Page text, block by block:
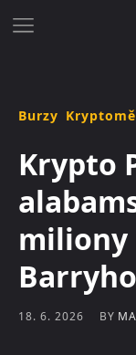
Burzy
Krypto
miliony
18. 6. 2026 BY